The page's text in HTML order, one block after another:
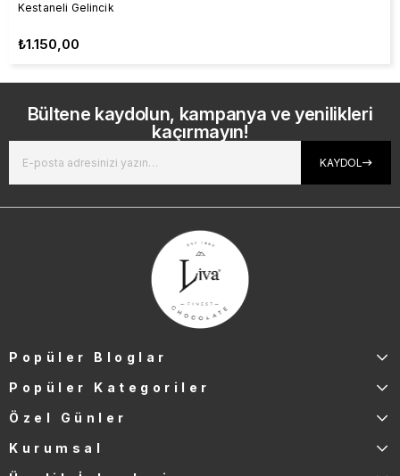
Kestaneli Gelincik
₺1.150,00
Bültene kaydolun, kampanya ve yenilikleri
kaçırmayın!
KAYDOL
Popüler Bloglar
Popüler Kategoriler
Özel Günler
Kurumsal